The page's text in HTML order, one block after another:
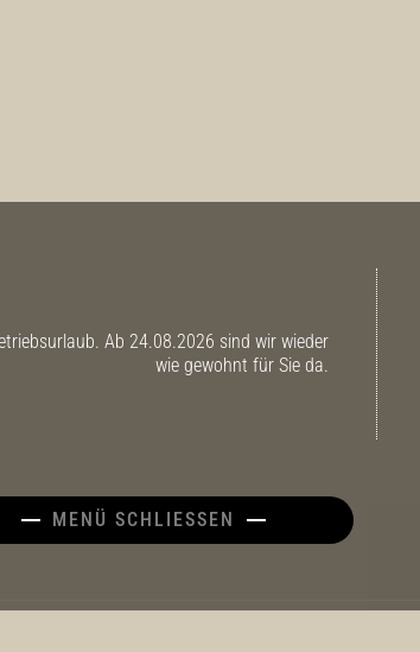
Ab 24.08.2026 sind wir wieder
wie gewohnt für Sie da.
MENÜ SCHLIESSEN